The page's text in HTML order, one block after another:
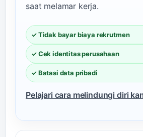
saat melamar kerja.
✓ Tidak bayar biaya rekrutmen
✓ Cek identitas perusahaan
✓ Batasi data pribadi
Pelajari cara melindungi diri